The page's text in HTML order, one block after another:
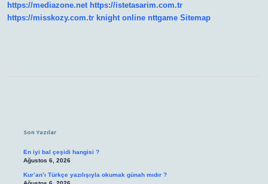
https://mediazone.net https://istetasarim.com.tr
https://misskozy.com.tr knight online nttgame Sitemap
Son Yazılar
En iyi bal çeşidi hangisi ?
Ağustos 6, 2026
Kur’an’ı Türkçe yazılışıyla okumak günah mıdır ?